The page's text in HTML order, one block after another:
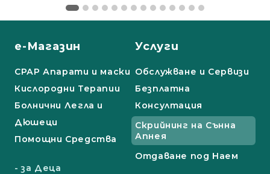
е-Магазин
СРАР Апарати и маски
Кислородни Терапии
Болнични Легла и
Дюшеци
Помощни Средства
- за Деца
Услуги
Обслужване и Сервизи
Безплатна
Консултация
Скрийнинг на Сънна
Апнея
Отдаване под Наем